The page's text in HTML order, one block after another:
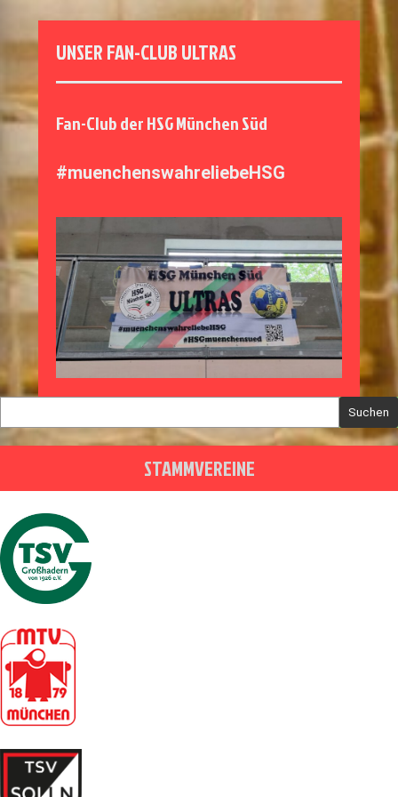
UNSER FAN-CLUB ULTRAS
Fan-Club der HSG München Süd
#muenchenswahreliebeHSG
Suchen
STAMMVEREINE